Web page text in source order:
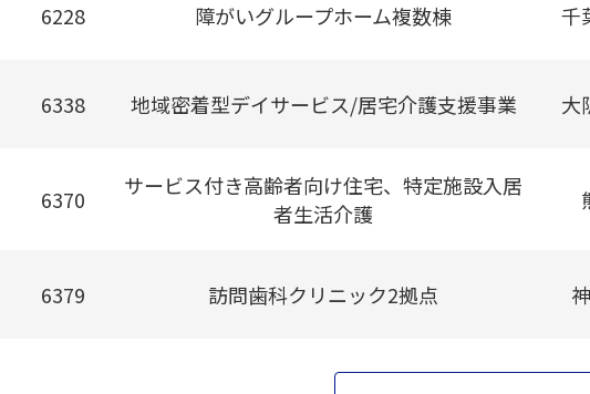
6228 障がいグループホーム複数棟 千
6338 地域密着型デイサービス/居宅介護支援事業 大
6370
サービス付き高齢者向け住宅、特定施設入居
者生活介護
6379 訪問歯科クリニック2拠点